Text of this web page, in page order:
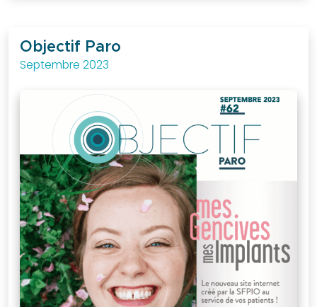
Objectif Paro
Septembre 2023